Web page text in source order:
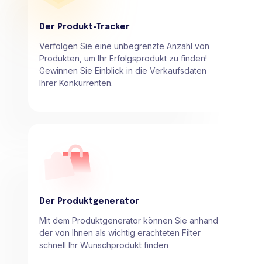
Der Produkt-Tracker
Verfolgen Sie eine unbegrenzte Anzahl von
Produkten, um Ihr Erfolgsprodukt zu finden!
Gewinnen Sie Einblick in die Verkaufsdaten
Ihrer Konkurrenten.
Der Produktgenerator
Mit dem Produktgenerator können Sie anhand
der von Ihnen als wichtig erachteten Filter
schnell Ihr Wunschprodukt finden